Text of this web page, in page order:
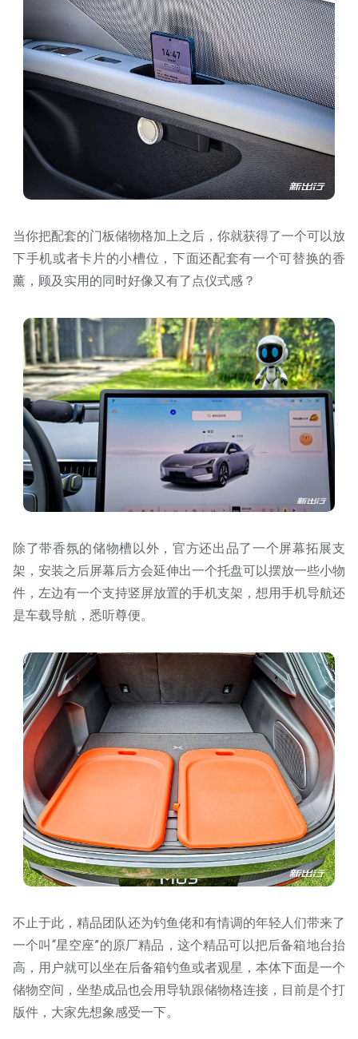
当你把配套的门板储物格加上之后，你就获得了一个可以放
下手机或者卡片的小槽位，下面还配套有一个可替换的香
薰，顾及实用的同时好像又有了点仪式感？
除了带香氛的储物槽以外，官方还出品了一个屏幕拓展支
架，安装之后屏幕后方会延伸出一个托盘可以摆放一些小物
件，左边有一个支持竖屏放置的手机支架，想用手机导航还
是车载导航，悉听尊便。
不止于此，精品团队还为钓鱼佬和有情调的年轻人们带来了
一个叫“星空座”的原厂精品，这个精品可以把后备箱地台抬
高，用户就可以坐在后备箱钓鱼或者观星，本体下面是一个
储物空间，坐垫成品也会用导轨跟储物格连接，目前是个打
版件，大家先想象感受一下。